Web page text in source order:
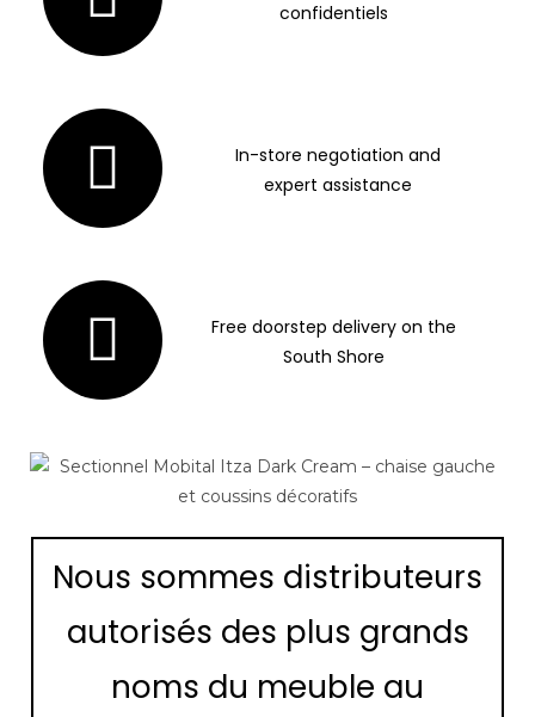
confidentiels
In-store negotiation and
expert assistance
Free doorstep delivery on the
South Shore
Nous sommes distributeurs
autorisés des plus grands
noms du meuble au